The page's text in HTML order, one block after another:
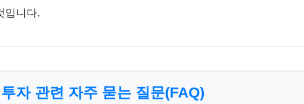
입니다.
자 관련 자주 묻는 질문(FAQ)